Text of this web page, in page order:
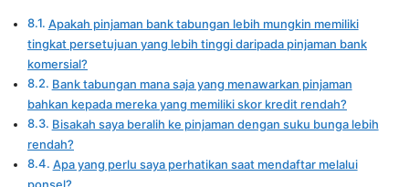
Apakah pinjaman bank tabungan lebih mungkin memiliki
tingkat persetujuan yang lebih tinggi daripada pinjaman bank
komersial?
Bank tabungan mana saja yang menawarkan pinjaman
bahkan kepada mereka yang memiliki skor kredit rendah?
Bisakah saya beralih ke pinjaman dengan suku bunga lebih
rendah?
Apa yang perlu saya perhatikan saat mendaftar melalui